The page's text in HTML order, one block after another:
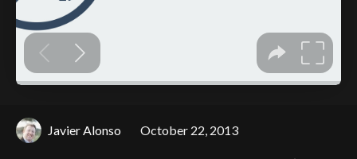
Javier Alonso October 22, 2013